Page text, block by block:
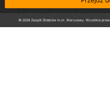
© 2026 Zespół Żłobków m.st. Warszawy. Wszelkie